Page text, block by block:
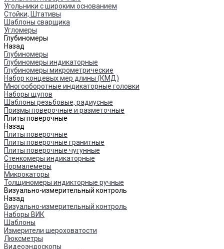
Угольники с широким основанием
Стойки, Штативы
Шаблоны сварщика
Угломеры
Глубиномеры
Назад
Глубиномеры
Глубиномеры индикаторные
Глубиномеры микрометрические
Набор концевых мер длины (КМД)
Многооборотные индикаторные головки
Наборы щупов
Шаблоны резьбовые, радиусные
Призмы поверочные и разметочные
Плиты поверочные
Назад
Плиты поверочные
Плиты поверочные гранитные
Плиты поверочные чугунные
Стенкомеры индикаторные
Нормалемеры
Микрокаторы
Толщиномеры индикторные ручные
Визуально-измерительный контроль
Назад
Визуально-измерительный контроль
Наборы ВИК
Шаблоны
Измерители шероховатости
Люксметры
Видеоэндоскопы